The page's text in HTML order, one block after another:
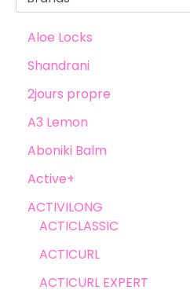
Aloe Locks
Shandrani
2jours propre
A3 Lemon
Aboniki Balm
Active+
ACTIVILONG
ACTICLASSIC
ACTICURL
ACTICURL EXPERT